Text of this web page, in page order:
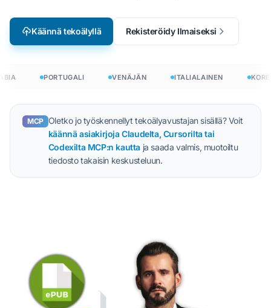
Käännä tekoälyllä Rekisteröidy Ilmaiseksi
PORTUGALI VENÄJÄN ITALIALAINEN
MCP Oletko jo työskennellyt tekoälyavustajan sisällä? Voit
käännä asiakirjoja Claudelta, Cursorilta tai
Codexilta MCP:n kautta ja saada valmis, muotoiltu
tiedosto takaisin keskusteluun.